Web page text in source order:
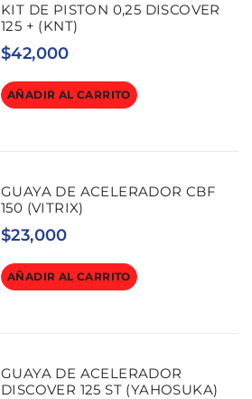
KIT DE PISTON 0,25 DISCOVER
125 + (KNT)
$42,000
AÑADIR AL CARRITO
GUAYA DE ACELERADOR CBF
150 (VITRIX)
$23,000
AÑADIR AL CARRITO
GUAYA DE ACELERADOR
DISCOVER 125 ST (YAHOSUKA)